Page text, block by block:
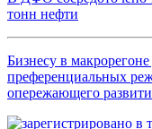
тонн нефти
Бизнесу в
преференциальных
опережающего